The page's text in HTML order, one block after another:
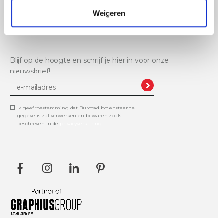
Weigeren
Blijf op de hoogte en schrijf je hier in voor onze
nieuwsbrief!
Ik geef toestemming dat Burocad bovenstaande
gegevens zal verwerken en bewaren zoals
beschreven in de
info@burocad.be